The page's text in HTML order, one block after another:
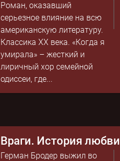
Роман, оказавший
серьезное влияние на всю
американскую литературу.
Классика XX века. «Когда я
умирала» – жесткий и
лиричный хор семейной
одиссеи, где...
Враги. История любви
Герман Бродер выжил во